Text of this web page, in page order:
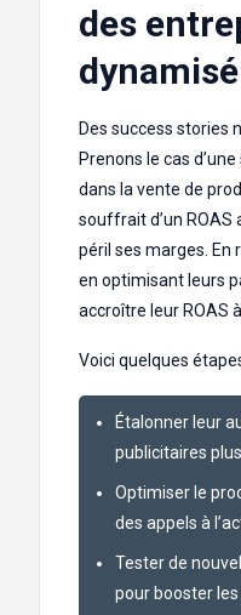
des
Des success stories
Prenons le cas
dans la vente de
souffrait d’un ROAS
péril ses marges. En
en optimisant leurs
accroître leur ROAS
Voici quelques
Étalonner leur
publicitaires
Optimiser le
des appels à
Tester de
pour booster